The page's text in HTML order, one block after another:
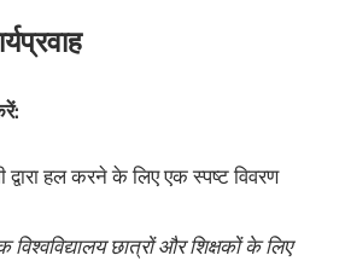
द्वारा हल करने के लिए एक स्पष्ट विवरण
विश्वविद्यालय छात्रों और शिक्षकों के लिए